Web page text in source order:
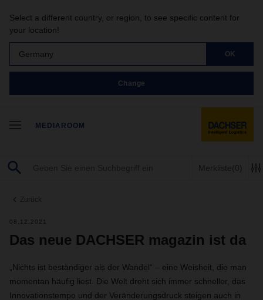
Select a different country, or region, to see specific content for
your location!
Germany OK
Change
MEDIAROOM
Merkliste(0)
Zurück
08.12.2021
Das neue DACHSER magazin ist da
„Nichts ist beständiger als der Wandel“ – eine Weisheit, die man
momentan häufig liest. Die Welt dreht sich immer schneller, das
Innovationstempo und der Veränderungsdruck steigen auch in